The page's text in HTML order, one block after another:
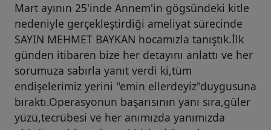
Mart ayının 25'inde Annem'in gögsündeki kitle
nedeniyle gerçekleştirdiği ameliyat sürecinde
SAYIN MEHMET BAYKAN hocamızla tanıştık.İlk
günden itibaren bize her detayını anlattı ve her
sorumuza sabırla yanıt verdi ki,tüm
endişelerimiz yerini "emin ellerdeyiz"duygusuna
bıraktı.Operasyonun başarısının yanı sıra,güler
yüzü,tecrübesi ve her anımızda yanımızda